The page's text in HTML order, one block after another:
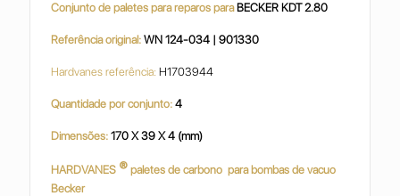
Conjunto de paletes para reparos para BECKER KDT 2.80
Referência original: WN 124-034 | 901330
Hardvanes referência:H1703944
Quantidade por conjunto: 4
Dimensões:170 X 39 X 4 (mm)
HARDVANES ® paletes de carbono para bombas de vacuo
Becker